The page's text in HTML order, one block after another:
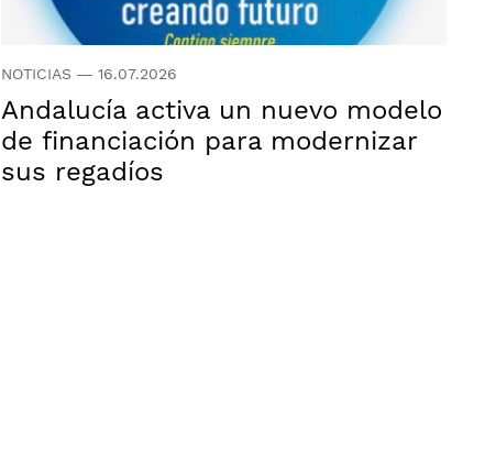
NOTICIAS—16.07.2026
Andalucía activa un nuevo modelo
de financiación para modernizar
sus regadíos